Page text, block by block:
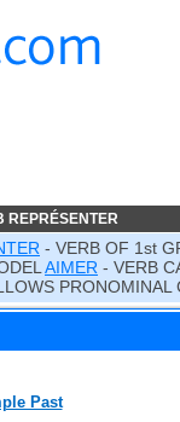
REPRÉSENTER
- VERB OF 1st
AIMER - VERB
Past